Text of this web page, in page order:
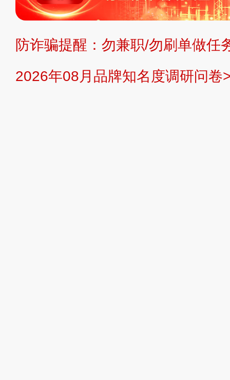
持投资购买的观点或意见，页面信息
提交说明： 快速提交发布>> 提交品
防诈骗提醒：勿兼职/勿刷单做任
2026年08月品牌知名度调研问卷